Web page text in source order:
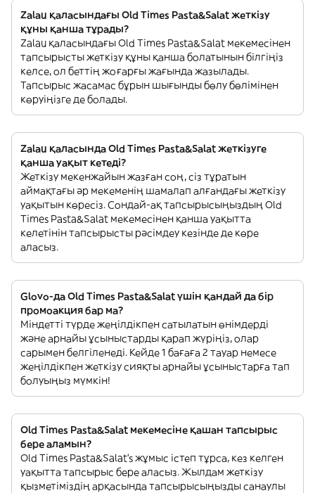
Zalau қаласындағы Old Times Pasta&Salat жеткізу
құны қанша тұрады?
Zalau қаласындағы Old Times Pasta&Salat мекемесінен
тапсырысты жеткізу құны қанша болатынын білгіңіз
келсе, ол беттің жоғарғы жағында жазылады.
Тапсырыс жасамас бұрын шығынды бөлу бөлімінен
көруіңізге де болады.
Zalau қаласында Old Times Pasta&Salat жеткізуге
қанша уақыт кетеді?
Жеткізу мекенжайын жазған соң, сіз тұратын
аймақтағы әр мекеменің шамалап алғандағы жеткізу
уақытын көресіз. Сондай-ақ тапсырысыңыздың Old
Times Pasta&Salat мекемесінен қанша уақытта
келетінін тапсырысты рәсімдеу кезінде де көре
аласыз.
Glovo-да Old Times Pasta&Salat үшін қандай да бір
промоакция бар ма?
Міндетті түрде жеңілдікпен сатылатын өнімдерді
және арнайы ұсыныстарды қарап жүріңіз, олар
сарымен белгіленеді. Кейде 1 бағаға 2 тауар немесе
жеңілдікпен жеткізу сияқты арнайы ұсыныстарға тап
болуыңыз мүмкін!
Old Times Pasta&Salat мекемесіне қашан тапсырыс
бере аламын?
Old Times Pasta&Salat’s жұмыс істеп тұрса, кез келген
уақытта тапсырыс бере аласыз. Жылдам жеткізу
қызметіміздің арқасында тапсырысыңызды санаулы